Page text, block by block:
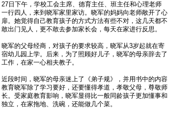
27日下午，学校工会主席、德育主任、班主任和心理老师
一行四人，来到晓军家里家访。晓军的妈妈向老师敞开了心
扉。她觉得自己教育孩子的方式方法有些不对，这几天都不
敢出门见人，更不敢去参加家长会，每天在家进行反思。
晓军的父母经商，对孩子的要求较高，晓军从3岁起就在寄
宿幼儿园上学。后来，为了照顾好儿子，晓军的母亲辞去了
工作，在家一心相夫教子。
近段时间，晓军的母亲迷上了《弟子规》，并用书中的内容
教育晓军除了学习要好，还要懂得孝道，孝敬父母，尊敬师
长。受家庭教育影响，晓军显得比一般同龄孩子更加懂事和
独立，在家拖地、洗碗，还能做几个菜。